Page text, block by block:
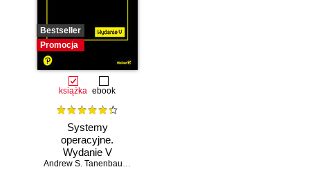
Bestseller
Promocja
książka ebook
Systemy
operacyjne.
Wydanie V
Andrew S. Tanenbaum,